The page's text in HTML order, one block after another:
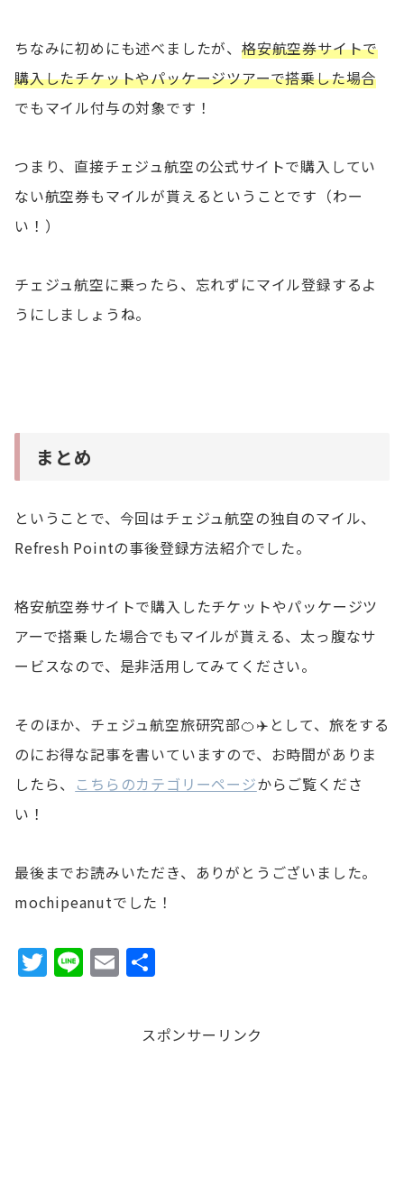
ちなみに初めにも述べましたが、 格安航空券サイトで
購入したチケットやパッケージツアーで搭乗した場合
でもマイル付与の対象です！
つまり、直接チェジュ航空の公式サイトで購入してい
ない航空券もマイルが貰えるということです（わー
い！）
チェジュ航空に乗ったら、忘れずにマイル登録するよ
うにしましょうね。
まとめ
ということで、今回はチェジュ航空の独自のマイル、
Refresh Pointの事後登録方法紹介でした。
格安航空券サイトで購入したチケットやパッケージツ
アーで搭乗した場合でもマイルが貰える、太っ腹なサ
ービスなので、是非活用してみてください。
そのほか、チェジュ航空旅研究部🍊✈️として、旅をする
のにお得な記事を書いていますので、お時間がありま
したら、 こちらのカテゴリーページからご覧くださ
い！
最後までお読みいただき、ありがとうございました。
mochipeanutでした！
T
w
Li
n
E
m
aiスポンサーリンク